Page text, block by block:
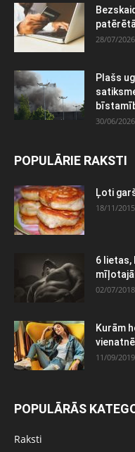
28/07/2026
Plašs
30/06/2026
POPULĀRIE RAKSTI
Ļoti
18/11/2015
6 lietas,
02/07/2018
Kurām
11/09/2019
POPULĀRĀS
Raksti